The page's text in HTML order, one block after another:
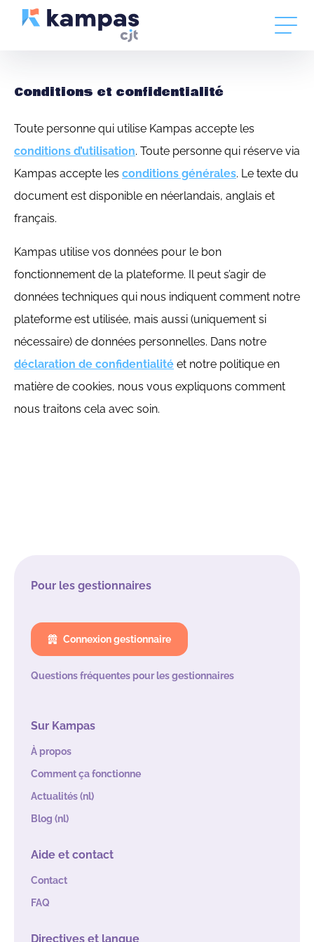
Conditions et confidentialité
Toute personne qui utilise Kampas accepte les
conditions d’utilisation. Toute personne qui réserve via
Kampas accepte les conditions générales. Le texte du
document est disponible en néerlandais, anglais et
français.
Kampas utilise vos données pour le bon
fonctionnement de la plateforme. Il peut s’agir de
données techniques qui nous indiquent comment notre
plateforme est utilisée, mais aussi (uniquement si
nécessaire) de données personnelles. Dans notre
déclaration de confidentialité et notre politique en
matière de cookies, nous vous expliquons comment
nous traitons cela avec soin.
Pour les gestionnaires
Connexion gestionnaire
Questions fréquentes pour les gestionnaires
Sur Kampas
À propos
Comment ça fonctionne
Actualités (nl)
Blog (nl)
Aide et contact
Contact
FAQ
Directives et langue